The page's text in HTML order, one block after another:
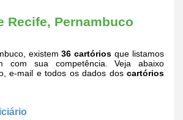
Recife, Pernambuco
existem36 cartórios que listamos
com sua competência. Veja abaixo
e-mail e todos os dados dos cartórios